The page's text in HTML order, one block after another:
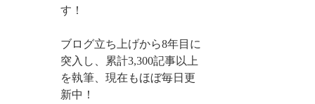
す！
ブログ立ち上げから8年目に
突入し、累計3,300記事以上
を執筆、現在もほぼ毎日更
新中！